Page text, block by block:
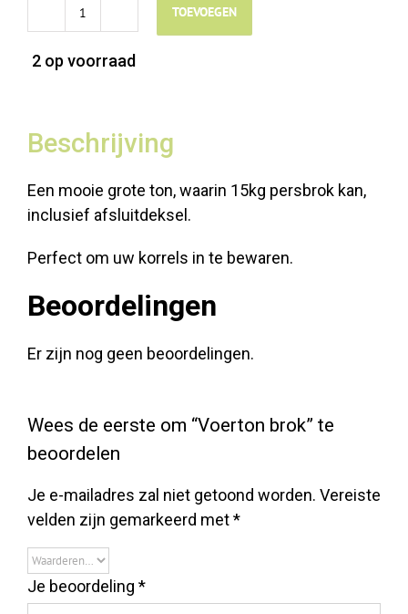
2 op voorraad
Voerton
aantal
TOEVOEGEN
Beschrijving
Een mooie grote ton, waarin 15kg persbrok kan,
inclusief afsluitdeksel.
Perfect om uw korrels in te bewaren.
Beoordelingen
Er zijn nog geen beoordelingen.
Wees de eerste om “Voerton brok” te
beoordelen
Je e-mailadres zal niet getoond worden. Vereiste
velden zijn gemarkeerd met*
Je beoordeling *